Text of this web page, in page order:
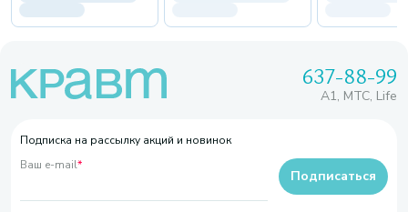
637-88-99
A1, МТС, Life
Подписка на рассылку акций и новинок
Ваш e-mail*
Подписаться